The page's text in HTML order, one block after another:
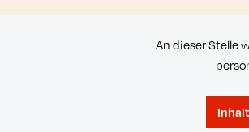
An dieser Stelle